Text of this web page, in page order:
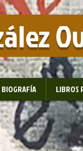
BIOGRAFÍA LIBROS